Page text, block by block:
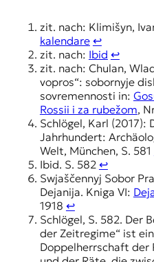
zit. nach: Klimišyn,
kalendare ↩︎
zit. nach: Ibid ↩︎
zit. nach: Chulan,
vopros“: sobornyje
sovremennosti in:
Rossii i za rubežom,
Schlögel, Karl (2017):
Jahrhundert:
Welt, München, S. 581
Ibid. S. 582 ↩︎
Swjaščennyj Sobor
Dejanija. Kniga VI:
1918 ↩︎
Schlögel, S. 582. Der
der Zeitregime“ ist
Doppelherrschaft der